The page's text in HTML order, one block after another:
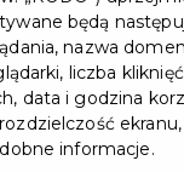
będą
nazwa
liczba
data i godzina
informacje.